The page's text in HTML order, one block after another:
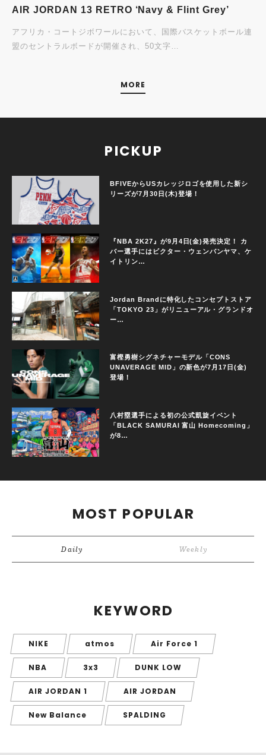
AIR JORDAN 13 RETRO ‘Navy & Flint Grey’
アフリカ・コートジボワールにおいて、国際バスケットボール連
盟のセントラルボードが開催され、50文字…
MORE
PICKUP
BFIVEからUSカレッジロゴを使用した新シ
リーズが7月30日(木)登場！
『NBA 2K27』が9月4日(金)発売決定！ カ
バー選手にはビクター・ウェンバンヤマ、ケ
イトリン…
Jordan Brandに特化したコンセプトストア
「TOKYO 23」がリニューアル・グランドオ
ー…
富樫勇樹シグネチャーモデル「CONS
UNAVERAGE MID」の新色が7月17日(金)
登場！
八村塁選手による初の公式凱旋イベント
「BLACK SAMURAI 富山 Homecoming」
が8…
MOST POPULAR
Daily Weekly
KEYWORD
NIKE atmos Air Force 1
NBA 3x3 DUNK LOW
AIR JORDAN 1 AIR JORDAN
New Balance SPALDING